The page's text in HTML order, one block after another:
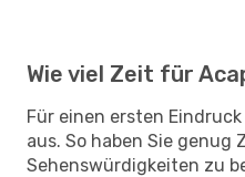
Wie viel Zeit für
Für einen ersten
aus. So haben Sie
Sehenswürdigkeiten zu